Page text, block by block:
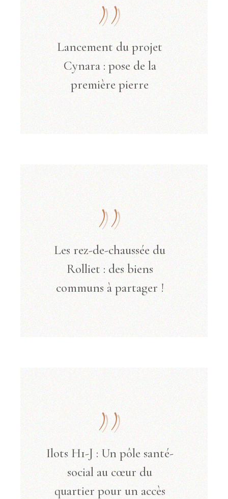
Lancement du projet
Cynara : pose de la
première pierre
Les rez-de-chaussée du
Rolliet : des biens
communs à partager !
Ilots H1-J : Un pôle santé-
social au cœur du
quartier pour un accès